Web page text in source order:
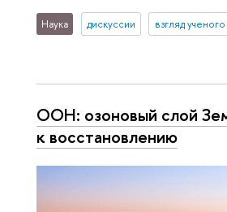
Наука дискуссии взгляд ученого
ООН: озоновый слой
к восстановлению